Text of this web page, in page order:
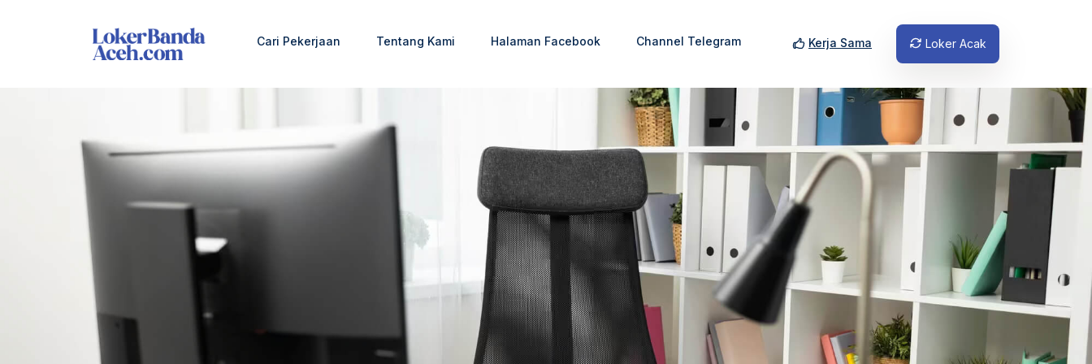
Cari Pekerjaan Tentang Kami Halaman Facebook Channel Telegram Kerja Sama Loker Acak